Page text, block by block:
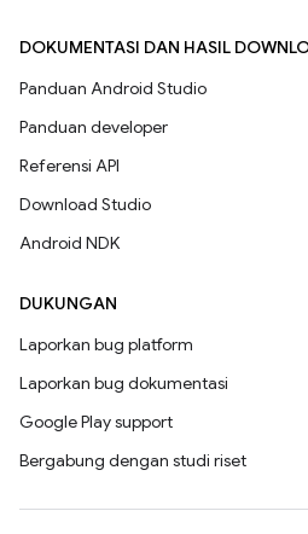
DOKUMENTASI DAN HASIL
Panduan Android Studio
Panduan developer
Referensi API
Download Studio
Android NDK
DUKUNGAN
Laporkan bug platform
Laporkan bug dokumentasi
Google Play support
Bergabung dengan studi riset